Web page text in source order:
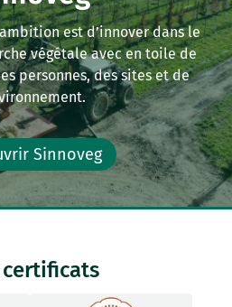
est d’innover dans le
végétale avec en toile de
personnes, des sites et de
Sinnoveg
certificats